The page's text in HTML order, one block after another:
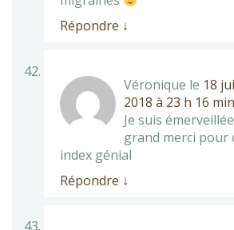
Répondre ↓
Véronique le 18
2018 à 23 h 16 min
Je suis
grand merci pour
index génial
Répondre ↓